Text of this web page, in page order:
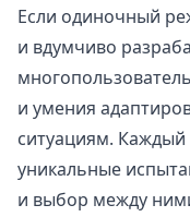
Если одиночный
и вдумчиво
и умения
ситуациям. Каждый
уникальные
и выбор между